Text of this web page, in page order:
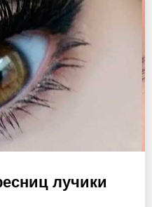
лучики